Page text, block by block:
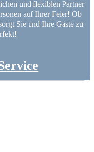
und flexiblen Partner
auf Ihrer Feier! Ob
Sie und Ihre Gäste zu